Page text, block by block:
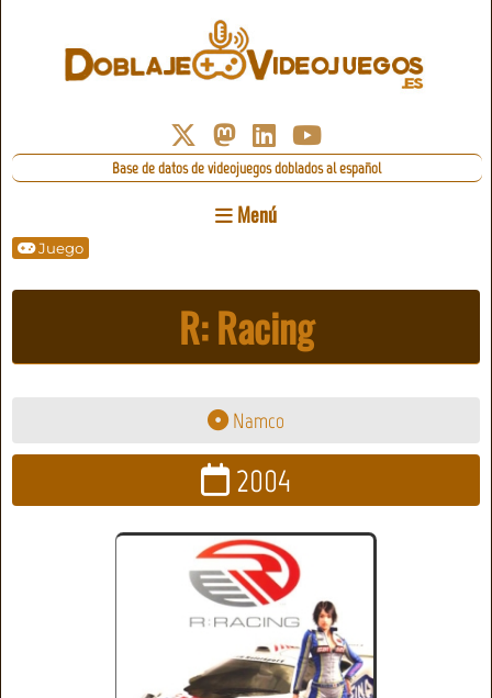
Base de datos de videojuegos doblados al español
Menú
Juego
R: Racing
Namco
2004